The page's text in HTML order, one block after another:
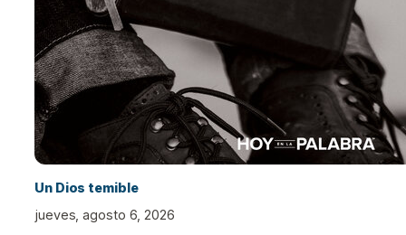
Un Dios temible
jueves, agosto 6, 2026